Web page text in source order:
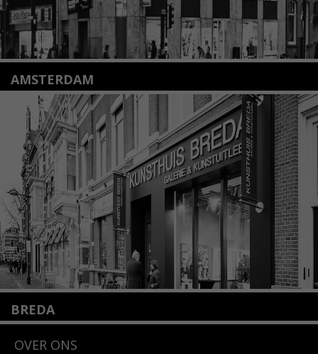
AMSTERDAM
Amstelveenseweg 135
1075 VX Amsterdam
+31 (0)20 2332546
info@kunsthuisamsterdam.nl
Lees meer
BREDA
4818 SB Breda
OVER ONS